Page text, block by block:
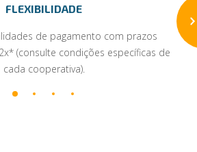
FLEXIBILIDADE
de pagamento com prazos
(consulte condições específicas de
cada cooperativa).